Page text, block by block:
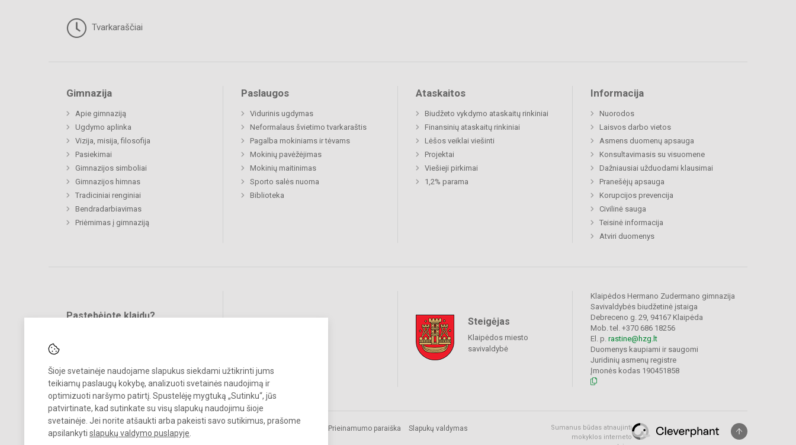
Šioje svetainėje naudojame slapukus siekdami užtikrinti jums
teikiamų paslaugų kokybę, analizuoti svetainės naudojimą ir
optimizuoti naršymo patirtį. Spustelėję mygtuką „Sutinku“, jūs
patvirtinate, kad sutinkate su visų slapukų naudojimu šioje
svetainėje. Jei norite atšaukti arba pakeisti savo sutikimus, prašome
apsilankyti slapukų valdymo puslapyje
Tvarkaraščiai
Gimnazija
Apie gimnaziją
Ugdymo aplinka
Vizija, misija, filosofija
Pasiekimai
Gimnazijos simboliai
Gimnazijos himnas
Tradiciniai renginiai
Bendradarbiavimas
Priėmimas į gimnaziją
Paslaugos
Vidurinis ugdymas
Neformalaus švietimo tvarkaraštis
Pagalba mokiniams ir tėvams
Mokinių pavėžėjimas
Mokinių maitinimas
Sporto salės nuoma
Biblioteka
Ataskaitos
Biudžeto vykdymo ataskaitų rinkiniai
Finansinių ataskaitų rinkiniai
Lėšos veiklai viešinti
Projektai
Viešieji pirkimai
1,2% parama
Informacija
Nuorodos
Laisvos darbo vietos
Asmens duomenų apsauga
Konsultavimasis su visuomene
Dažniausiai užduodami klausimai
Pranešėjų apsauga
Korupcijos prevencija
Civilinė sauga
Teisinė informacija
Atviri duomenys
Pastebėjote klaidų?
Steigėjas
Klaipėdos miesto
savivaldybė
Klaipėdos Hermano Zudermano gimnazija
Savivaldybės biudžetinė įstaiga
Debreceno g. 29, 94167 Klaipėda
Mob. tel. +370 686 18256
El. p. rastine@hzg.lt
Duomenys kaupiami ir saugomi
Juridinių asmenų registre
Įmonės kodas 190451858
© 2022. Klaipėdos Hermano Zudermano gimnazija. Visos teisės
saugomos.
Prieinamumo paraiška Slapukų valdymas
Sumanus būdas atnaujinti
mokyklos interneto